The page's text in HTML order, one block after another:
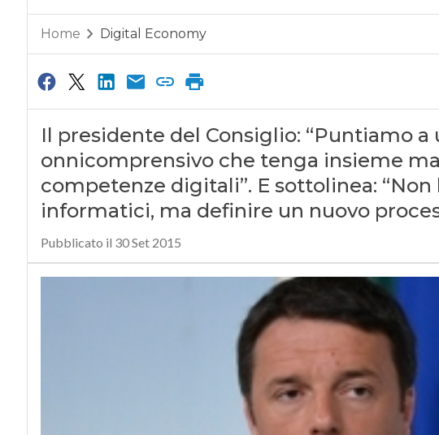
Home Digital Economy
Il presidente del Consiglio: “Puntiamo a
onnicomprensivo che tenga insieme
competenze digitali”. E sottolinea:
informatici, ma definire un nuovo
Pubblicato il 30 Set 2015